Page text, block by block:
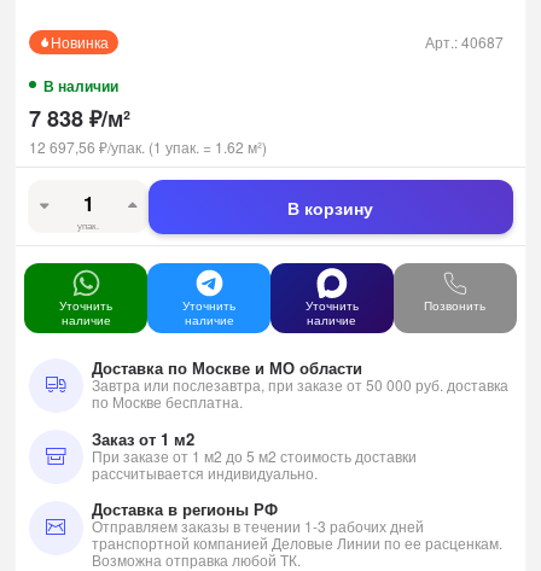
Новинка Арт.:40687
В наличии
7 838₽/м²
12 697,56 ₽/упак. (1 упак. = 1.62 м²)
упак.
В корзину
Уточнить
наличие
Уточнить
наличие
Уточнить
наличие
Позвонить
Доставка по Москве и МО области
Завтра или послезавтра, при заказе от 50 000 руб. доставка
по Москве бесплатна.
Заказ от 1 м2
При заказе от 1 м2 до 5 м2 стоимость доставки
рассчитывается индивидуально.
Доставка в регионы РФ
Отправляем заказы в течении 1-3 рабочих дней
транспортной компанией Деловые Линии по ее расценкам.
Возможна отправка любой ТК.